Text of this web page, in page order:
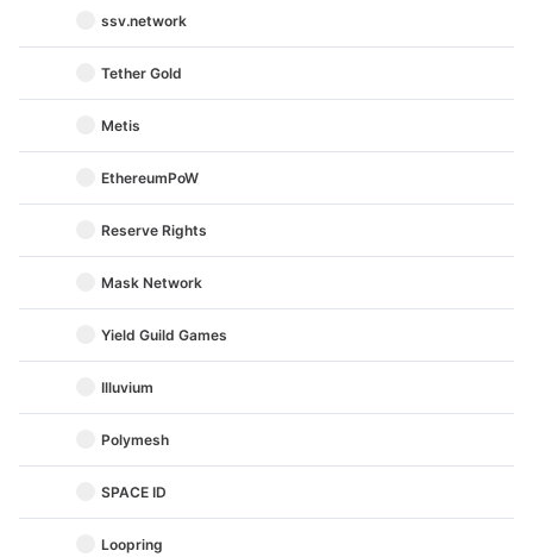
ssv.network
Tether Gold
Metis
EthereumPoW
Reserve Rights
Mask Network
Yield Guild Games
Illuvium
Polymesh
SPACE ID
Loopring